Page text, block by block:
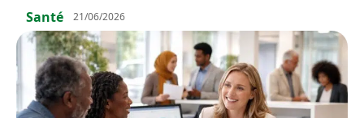
Santé 21/06/2026